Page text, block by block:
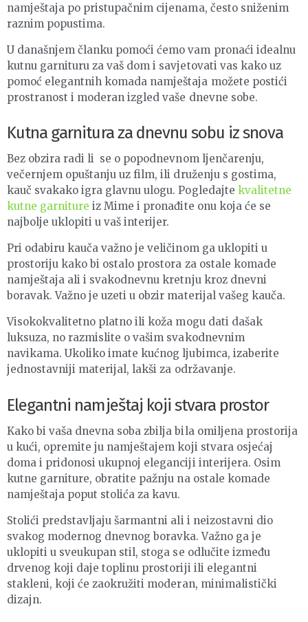
namještaja po pristupačnim cijenama, često sniženim
raznim popustima.
U današnjem članku pomoći ćemo vam pronaći idealnu
kutnu garnituru za vaš dom i savjetovati vas kako uz
pomoć elegantnih komada namještaja možete postići
prostranost i moderan izgled vaše dnevne sobe.
Kutna garnitura za dnevnu sobu iz snova
Bez obzira radi li se o popodnevnom ljenčarenju,
večernjem opuštanju uz film, ili druženju s gostima,
kauč svakako igra glavnu ulogu. Pogledajte kvalitetne
kutne garniture iz Mime i pronađite onu koja će se
najbolje uklopiti u vaš interijer.
Pri odabiru kauča važno je veličinom ga uklopiti u
prostoriju kako bi ostalo prostora za ostale komade
namještaja ali i svakodnevnu kretnju kroz dnevni
boravak. Važno je uzeti u obzir materijal vašeg kauča.
Visokokvalitetno platno ili koža mogu dati dašak
luksuza, no razmislite o vašim svakodnevnim
navikama. Ukoliko imate kućnog ljubimca, izaberite
jednostavniji materijal, lakši za održavanje.
Elegantni namještaj koji stvara prostor
Kako bi vaša dnevna soba zbilja bila omiljena prostorija
u kući, opremite ju namještajem koji stvara osjećaj
doma i pridonosi ukupnoj eleganciji interijera. Osim
kutne garniture, obratite pažnju na ostale komade
namještaja poput stolića za kavu.
Stolići predstavljaju šarmantni ali i neizostavni dio
svakog modernog dnevnog boravka. Važno ga je
uklopiti u sveukupan stil, stoga se odlučite između
drvenog koji daje toplinu prostoriji ili elegantni
stakleni, koji će zaokružiti moderan, minimalistički
dizajn.